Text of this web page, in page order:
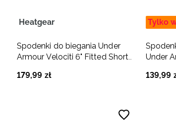
Heatgear
Spodenki do biegania Under
Armour Velociti 6" Fitted Short
179,99 zł
Tylko
Under
139,99